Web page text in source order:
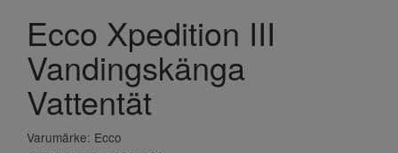
Ecco Xpedition III
Vandingskänga
Vattentät
Varumärke: Ecco